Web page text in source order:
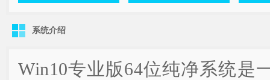
系统介绍
Win10专业版64位纯净系统是